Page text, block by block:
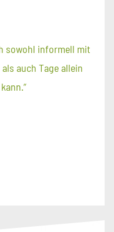
sowohl informell mit
auch Tage allein